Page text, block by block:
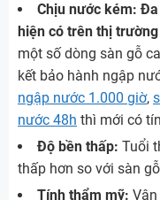
Chịu nước kém:
hiện có trên thị
một số dòng sàn gỗ
kết bảo hành ngập
ngập nước 1.000 giờ,
nước 48h thì mới có
Độ bền thấp: Tuổi
thấp hơn so với sàn
Tính thẩm mỹ: